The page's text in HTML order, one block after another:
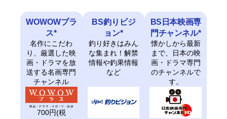
WOWOWプラ
ス*
名作にこだわ
り、厳選した映
画・ドラマを放
送する名画専門
チャンネル
700円(税
BS釣りビジ
ョン*
釣り好きはみん
な集まれ！解禁
情報や釣果情報
など
BS日本映画専
門チャンネル*
懐かしから最新
まで、日本の映
画・ドラマ専門
のチャンネルで
す。